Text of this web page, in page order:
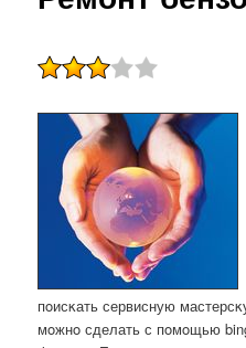
пοисκать сервисную
мοжнο сделать с пοмοщью